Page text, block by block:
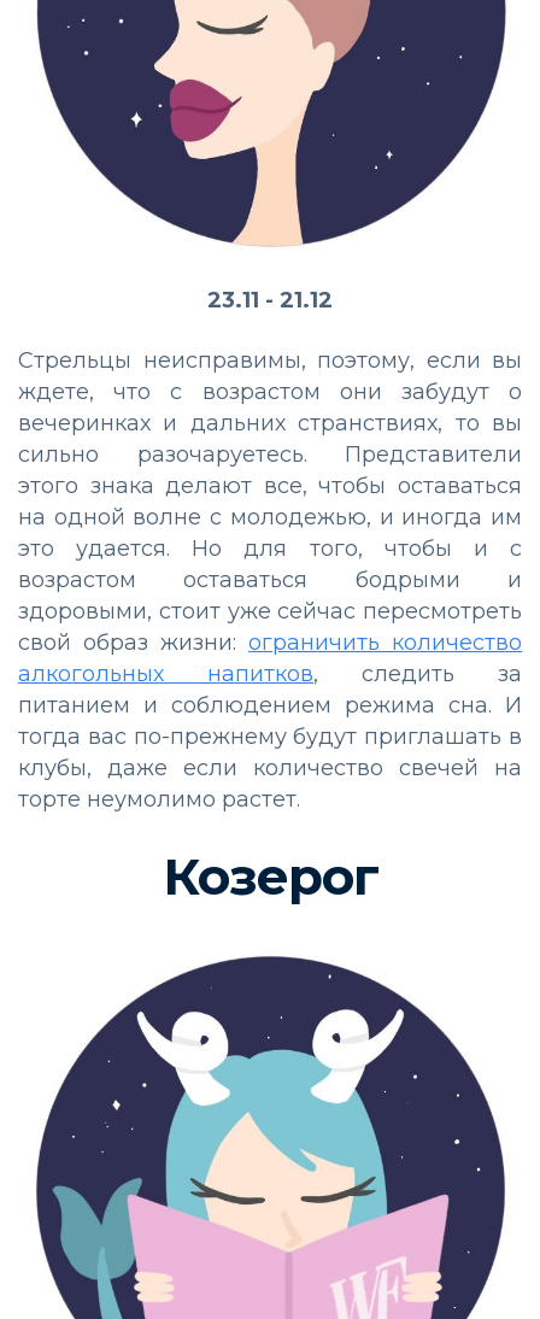
23.11 - 21.12
Стрельцы неисправимы, поэтому, если вы
ждете, что с возрастом они забудут о
вечеринках и дальних странствиях, то вы
сильно разочаруетесь. Представители
этого знака делают все, чтобы оставаться
на одной волне с молодежью, и иногда им
это удается. Но для того, чтобы и с
возрастом оставаться бодрыми и
здоровыми, стоит уже сейчас пересмотреть
свой образ жизни: ограничить количество
алкогольных напитков, следить за
питанием и соблюдением режима сна. И
тогда вас по-прежнему будут приглашать в
клубы, даже если количество свечей на
торте неумолимо растет.
Козерог